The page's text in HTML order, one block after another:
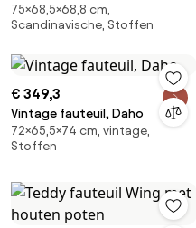
DILMA
75×68,5×68,8 cm,
Scandinavische, Stoffen
€ 349,3
Vintage fauteuil, Daho
72×65,5×74 cm, vintage,
Stoffen